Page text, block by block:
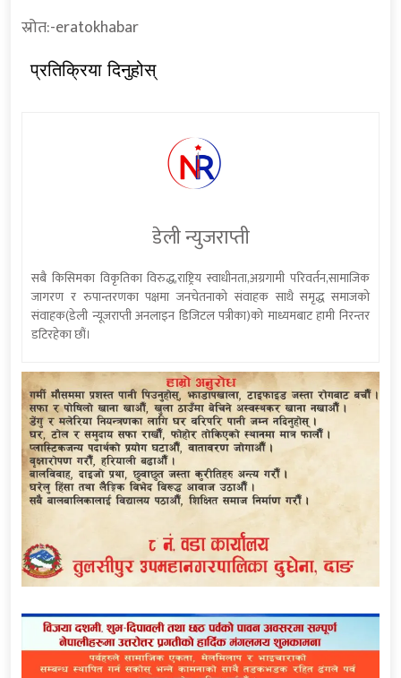
स्रोत:-eratokhabar
प्रतिक्रिया दिनुहोस्
डेली न्युजराप्ती
सबै किसिमका विकृतिका विरुद्ध,राष्ट्रिय स्वाधीनता,अग्रगामी परिवर्तन,सामाजिक
जागरण र रुपान्तरणका पक्षमा जनचेतनाको संवाहक साथै समृद्ध समाजको
संवाहक(डेली न्यूजराप्ती अनलाइन डिजिटल पत्रीका)को माध्यमबाट हामी निरन्तर
डटिरहेका छौं।